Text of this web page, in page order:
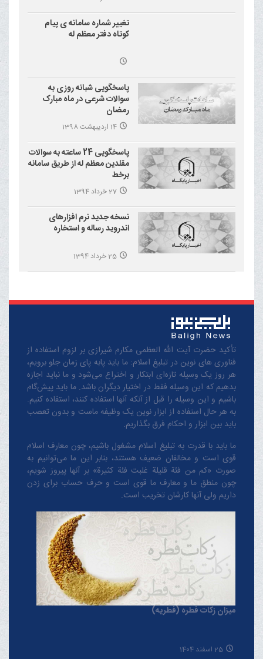
(شاهچراغ)
تغییر شماره سامانه ی پیام
کوتاه دفتر معظم له
پاسخگویی شبانه روزی به
سوالات شرعی در ماه مبارک
رمضان
14 اردیبهشت 1398
پاسخگویی 24 ساعته به سوالات
مقلدین معظم له از طریق سامانه
برخط
27 خرداد 1394
نسخه جدید نرم افزارهای
اندروید رساله و استخاره
25 خرداد 1394
تأکید حضرت آیت الله العظمی مکارم شیرازی بر لزوم استفاده از
فناوری های نوین در تبلیغ اسلام: ما باید پابه پای زمان جلو برویم،
هر روز یک وسیله تازه‌ای ابتکار و اختراع می‌شود و ما نباید اجازه
بدهیم که این وسیله فقط در اختیار دیگران باشد. ما باید پیش‌گام
باشیم و این وسیله را قبل از آنکه آنها استفاده کنند، استفاده کنیم.
به هر حال استفاده از ابزار نوین یک وظیفه ماست و بدون تعصب
باید بین ابزار و احکام فرق بگذاریم.
ما باید با قدرت به تبلیغ اسلام مشغول باشیم، چون معارف اسلام
قوی است و مخالفان ضعیف هستند، بنابر این ما می‌توانیم به
صورت «کم من فئة قلیلة غلبت فئة کثیرة» بر آنها پیروز شویم،
چون منطق‌ ما و معارف ‌ما قوی است و حرف حساب برای زدن
داریم ولی آنها کارشان تخریب است.
میزان زکات فطره (فطریه)
25 اسفند 1404